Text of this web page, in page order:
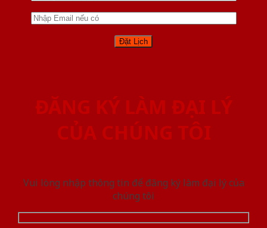
ĐĂNG KÝ LÀM ĐẠI LÝ
CỦA CHÚNG TÔI
Vui lòng nhập thông tin để đăng ký làm đại lý của
chúng tôi